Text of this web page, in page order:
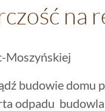
na
Moszyńskiej
budowie domu
odpadu